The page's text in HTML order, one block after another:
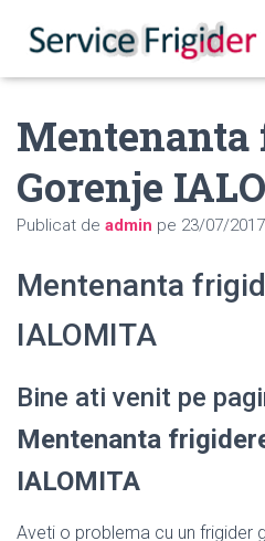
Gorenje
Publicat de admin pe 23/07/2017
Mentenanta
IALOMITA
Bine ati venit pe
Mentenanta
IALOMITA
Aveti o problema cu un frigider